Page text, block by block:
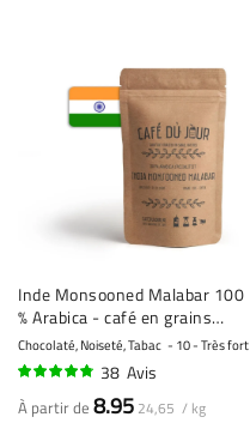
Inde Monsooned Malabar 100
% Arabica - café en grains
fraîchement torréfié
Chocolaté, Noiseté, Tabac 10 - Très fort
38 Avis
À partir de 8.95 24,65 / kg